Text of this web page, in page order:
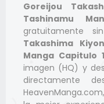
Goreijou
Tashinamu
gratuitamente
Takashima
Manga Capitulo
imagen (HQ) y
directamente